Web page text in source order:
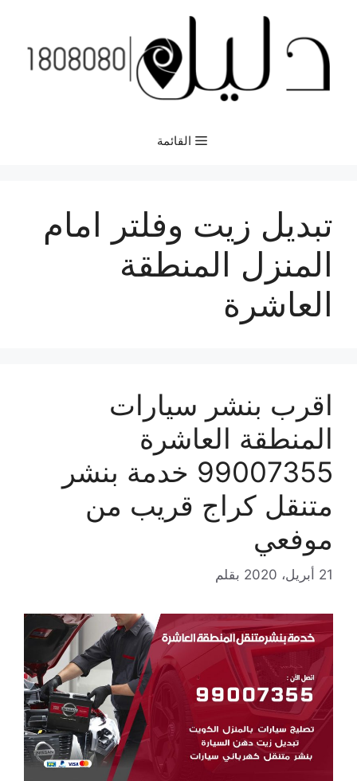
المحتوى
القائمة
تبديل زيت وفلتر امام
المنزل المنطقة
العاشرة
اقرب بنشر سيارات
المنطقة العاشرة
99007355 خدمة بنشر
متنقل كراج قريب من
موفعي
21 أبريل، 2020 بقلم